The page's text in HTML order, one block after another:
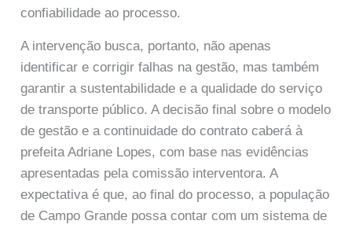
confiabilidade ao processo.
A intervenção busca, portanto, não apenas
identificar e corrigir falhas na gestão, mas também
garantir a sustentabilidade e a qualidade do serviço
de transporte público. A decisão final sobre o modelo
de gestão e a continuidade do contrato caberá à
prefeita Adriane Lopes, com base nas evidências
apresentadas pela comissão interventora. A
expectativa é que, ao final do processo, a população
de Campo Grande possa contar com um sistema de